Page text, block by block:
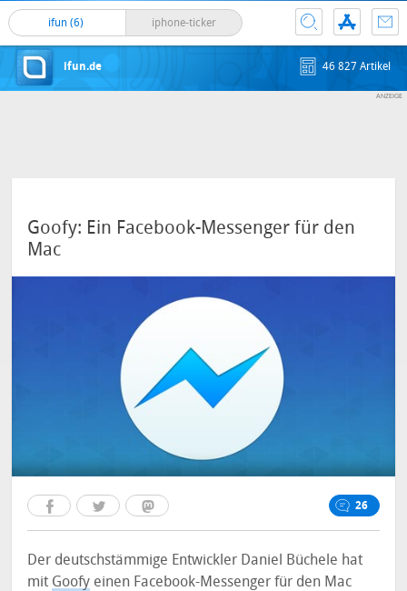
ifun (6) iphone-ticker
ifun.de 46 827 Artikel
Goofy: Ein Facebook-Messenger für den
Mac
26
Der deutschstämmige Entwickler Daniel Büchele hat
mit Goofy einen Facebook-Messenger für den Mac